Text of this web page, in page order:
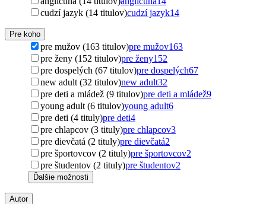
cudzí jazyk (14 titulov)cudzí jazyk14
Pre koho
pre mužov (163 titulov)pre mužov163
pre ženy (152 titulov)pre ženy152
pre dospelých (67 titulov)pre dospelých67
new adult (32 titulov)new adult32
pre deti a mládež (9 titulov)pre deti a mládež9
young adult (6 titulov)young adult6
pre deti (4 tituly)pre deti4
pre chlapcov (3 tituly)pre chlapcov3
pre dievčatá (2 tituly)pre dievčatá2
pre športovcov (2 tituly)pre športovcov2
pre študentov (2 tituly)pre študentov2
Ďalšie možnosti
Autor